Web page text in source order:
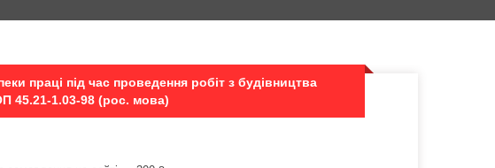
праці під час проведення робіт з будівництва
45.21-1.03-98 (рос. мова)